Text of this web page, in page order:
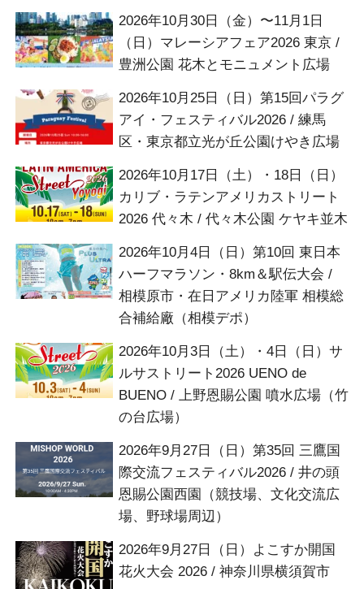
2026年10月30日（金）〜11月1日
（日）マレーシアフェア2026 東京 /
豊洲公園 花木とモニュメント広場
2026年10月25日（日）第15回パラグ
アイ・フェスティバル2026 / 練馬
区・東京都立光が丘公園けやき広場
2026年10月17日（土）・18日（日）
カリブ・ラテンアメリカストリート
2026 代々木 / 代々木公園 ケヤキ並木
2026年10月4日（日）第10回 東日本
ハーフマラソン・8km＆駅伝大会 /
相模原市・在日アメリカ陸軍 相模総
合補給廠（相模デポ）
2026年10月3日（土）・4日（日）サ
ルサストリート2026 UENO de
BUENO / 上野恩賜公園 噴水広場（竹
の台広場）
2026年9月27日（日）第35回 三鷹国
際交流フェスティバル2026 / 井の頭
恩賜公園西園（競技場、文化交流広
場、野球場周辺）
2026年9月27日（日）よこすか開国
花火大会 2026 / 神奈川県横須賀市